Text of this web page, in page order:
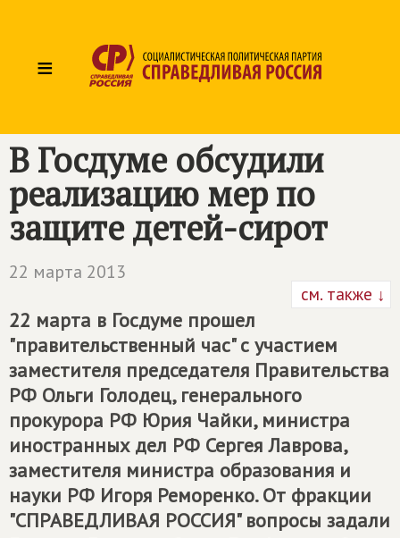
≡
В Госдуме обсудили
реализацию мер по
защите детей-сирот
22 марта 2013
см. также ↓
22 марта в Госдуме прошел
"правительственный час" с участием
заместителя председателя Правительства
РФ Ольги Голодец, генерального
прокурора РФ Юрия Чайки, министра
иностранных дел РФ Сергея Лаврова,
заместителя министра образования и
науки РФ Игоря Реморенко. От фракции
"СПРАВЕДЛИВАЯ РОССИЯ" вопросы задали